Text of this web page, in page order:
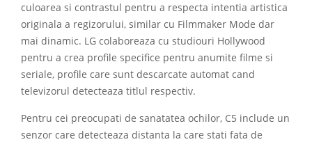
culoarea si contrastul pentru a respecta intentia artistica
originala a regizorului, similar cu Filmmaker Mode dar
mai dinamic. LG colaboreaza cu studiouri Hollywood
pentru a crea profile specifice pentru anumite filme si
seriale, profile care sunt descarcate automat cand
televizorul detecteaza titlul respectiv.
Pentru cei preocupati de sanatatea ochilor, C5 include un
senzor care detecteaza distanta la care stati fata de